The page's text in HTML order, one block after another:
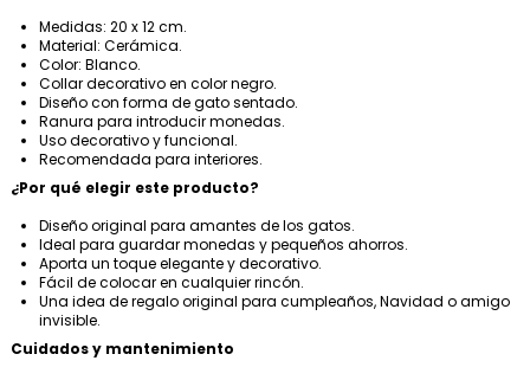
Medidas: 20 x 12 cm.
Material: Cerámica.
Color: Blanco.
Collar decorativo en color negro.
Diseño con forma de gato sentado.
Ranura para introducir monedas.
Uso decorativo y funcional.
Recomendada para interiores.
¿Por qué elegir este producto?
Diseño original para amantes de los gatos.
Ideal para guardar monedas y pequeños ahorros.
Aporta un toque elegante y decorativo.
Fácil de colocar en cualquier rincón.
Una idea de regalo original para cumpleaños, Navidad o amigo
invisible.
Cuidados y mantenimiento